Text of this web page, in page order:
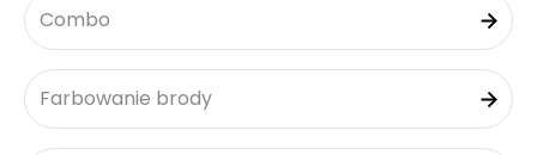
Combo
Farbowanie brody